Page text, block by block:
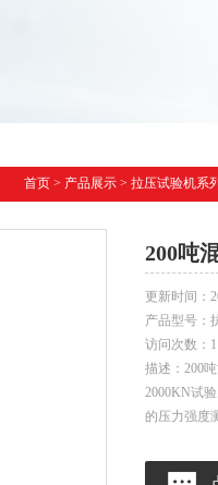
首页> 产品展示> 拉压试验机系列
200吨
更新时间：
产品型号：
访问次数：
描述：200
2000KN试
的压力强度